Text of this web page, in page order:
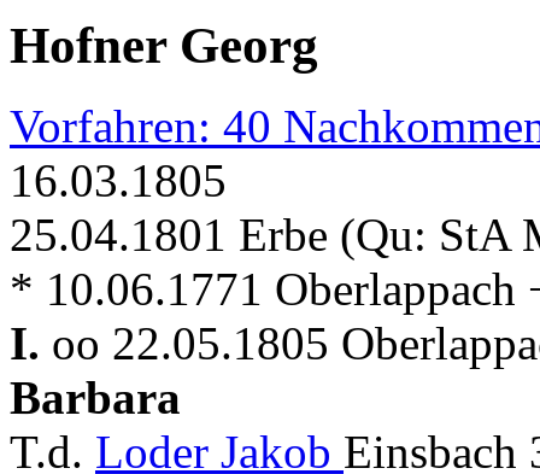
Hofner Georg
Vorfahren: 40
16.03.1805
25.04.1801 Erbe (Qu: StA
* 10.06.1771 Oberlappach
I. oo 22.05.1805
Barbara
T.d. Loder Jakob